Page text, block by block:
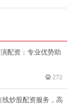
配资：专业优势助
272
炒股配资服务，高